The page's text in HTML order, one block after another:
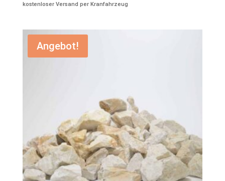
war:
ist:
kostenloser Versand per Kranfahrzeug
Angebot!